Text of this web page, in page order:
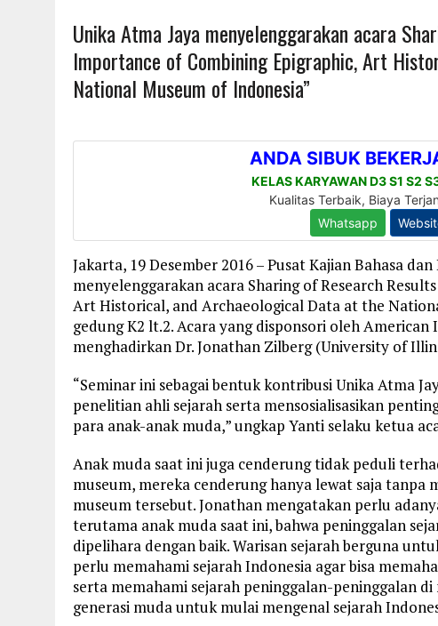
Unika Atma Jaya menyelenggarakan acara
Importance of Combining Epigraphic, Art
National Museum of Indonesia”
Jakarta, 19 Desember 2016 – Pusat Kajian Bahasa
menyelenggarakan acara Sharing of Research
Art Historical, and Archaeological Data at the
gedung K2 lt.2. Acara yang disponsori oleh
menghadirkan Dr. Jonathan Zilberg (University of
“Seminar ini sebagai bentuk kontribusi Unika Atma
penelitian ahli sejarah serta mensosialisasikan
para anak-anak muda,” ungkap Yanti selaku ketua
Anak muda saat ini juga cenderung tidak peduli
museum, mereka cenderung hanya lewat saja tanpa
museum tersebut. Jonathan mengatakan perlu
terutama anak muda saat ini, bahwa peninggalan
dipelihara dengan baik. Warisan sejarah berguna
perlu memahami sejarah Indonesia agar bisa
serta memahami sejarah peninggalan-peninggalan
generasi muda untuk mulai mengenal sejarah